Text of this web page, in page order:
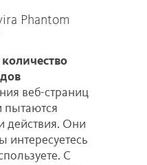
Phantom
веб-страниц
пытаются
действия. Они
интересуетесь
С